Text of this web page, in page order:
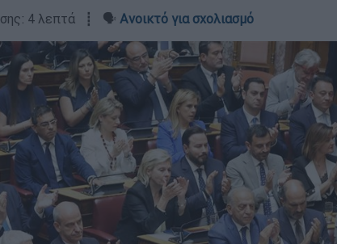
4 λεπτά ┋ 🗣️ Ανοικτό για σχολιασμό